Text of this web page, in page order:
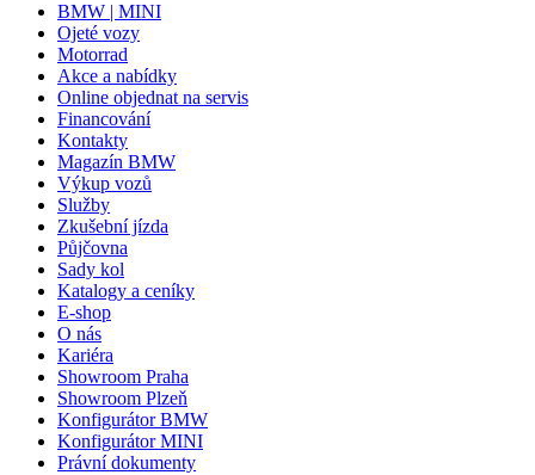
BMW | MINI
Ojeté vozy
Motorrad
Akce a nabídky
Online objednat na servis
Financování
Kontakty
Magazín BMW
Výkup vozů
Služby
Zkušební jízda
Půjčovna
Sady kol
Katalogy a ceníky
E-shop
O nás
Kariéra
Showroom Praha
Showroom Plzeň
Konfigurátor BMW
Konfigurátor MINI
Právní dokumenty